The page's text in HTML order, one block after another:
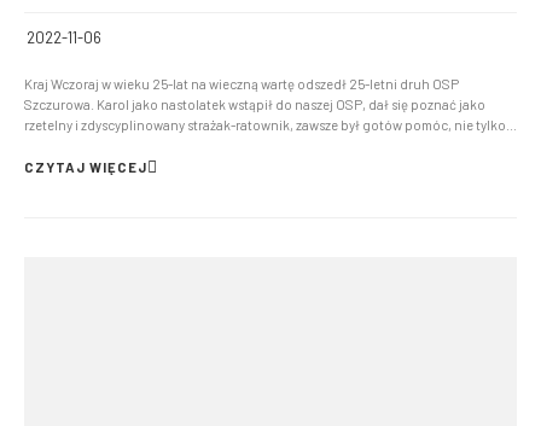
2022-11-06
Kraj Wczoraj w wieku 25-lat na wieczną wartę odszedł 25-letni druh OSP
Szczurowa. Karol jako nastolatek wstąpił do naszej OSP, dał się poznać jako
rzetelny i zdyscyplinowany strażak-ratownik, zawsze był gotów pomóc, nie tylko
chętnie poświęcał swój czas na prace gospodar...
CZYTAJ WIĘCEJ